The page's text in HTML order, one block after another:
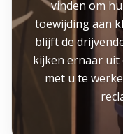
vinden om
toewijding aan
blijft de
kijken ernaar uit
met u te